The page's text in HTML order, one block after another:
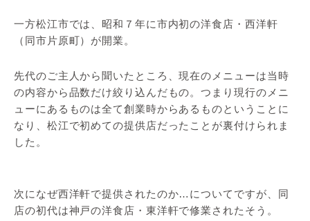
一方松江市では、昭和７年に市内初の洋食店・西洋軒
（同市片原町）が開業。
先代のご主人から聞いたところ、現在のメニューは当時
の内容から品数だけ絞り込んだもの。つまり現行のメニ
ューにあるものは全て創業時からあるものということに
なり、松江で初めての提供店だったことが裏付けられま
した。
次になぜ西洋軒で提供されたのか…についてですが、同
店の初代は神戸の洋食店・東洋軒で修業されたそう。